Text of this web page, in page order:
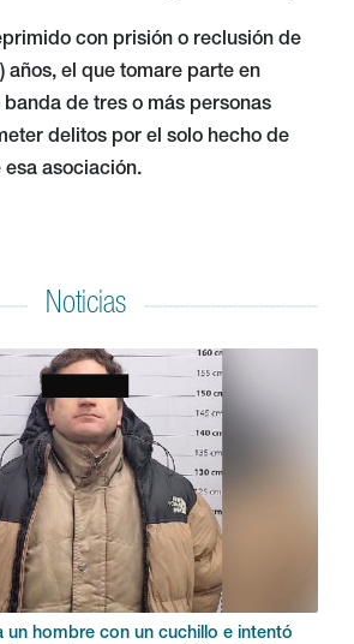
con prisión o reclusión de
años, el que tomare parte en
de tres o más personas
delitos por el solo hecho de
asociación.
Noticias
un hombre con un cuchillo e intentó